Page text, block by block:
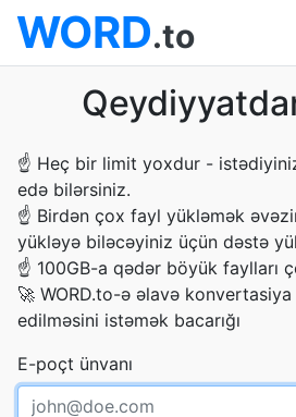
WORD.to
☝ Heç bir limit yoxdur -
edə bilərsiniz.
☝ Birdən çox fayl yükləmək
yükləyə biləcəyiniz üçün dəstə
☝ 100GB-a qədər böyük faylları
🚀 WORD.to-ə əlavə
edilməsini istəmək bacarığı
E-poçt ünvanı